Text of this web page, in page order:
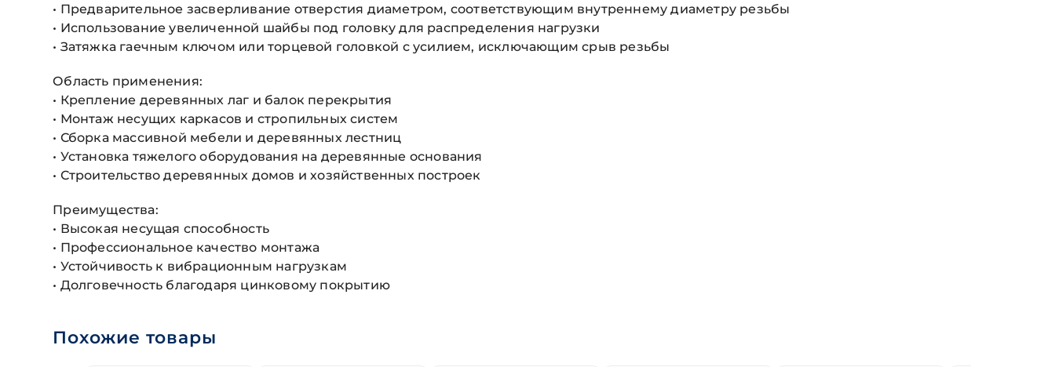
• Предварительное засверливание отверстия диаметром, соответствующим внутреннему диаметру резьбы
• Использование увеличенной шайбы под головку для распределения нагрузки
• Затяжка гаечным ключом или торцевой головкой с усилием, исключающим срыв резьбы
Область применения:
• Крепление деревянных лаг и балок перекрытия
• Монтаж несущих каркасов и стропильных систем
• Сборка массивной мебели и деревянных лестниц
• Установка тяжелого оборудования на деревянные основания
• Строительство деревянных домов и хозяйственных построек
Преимущества:
• Высокая несущая способность
• Профессиональное качество монтажа
• Устойчивость к вибрационным нагрузкам
• Долговечность благодаря цинковому покрытию
Похожие товары